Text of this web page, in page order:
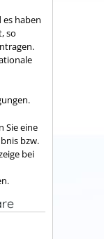
es haben
so
Sie eine
bzw.
bei